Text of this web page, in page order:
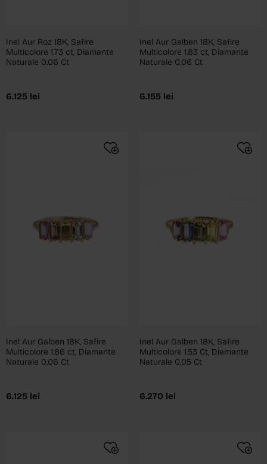
Inel Aur Roz 18K, Safire
Multicolore 1.73 ct, Diamante
Naturale 0.06 Ct
6.125 lei
Inel Aur Galben 18K, Safire
Multicolore 1.83 ct, Diamante
Naturale 0.06 Ct
6.155 lei
Inel Aur Galben 18K, Safire
Multicolore 1.86 ct, Diamante
Naturale 0.06 Ct
6.125 lei
Inel Aur Galben 18K, Safire
Multicolore 1.53 Ct, Diamante
Naturale 0.05 Ct
6.270 lei